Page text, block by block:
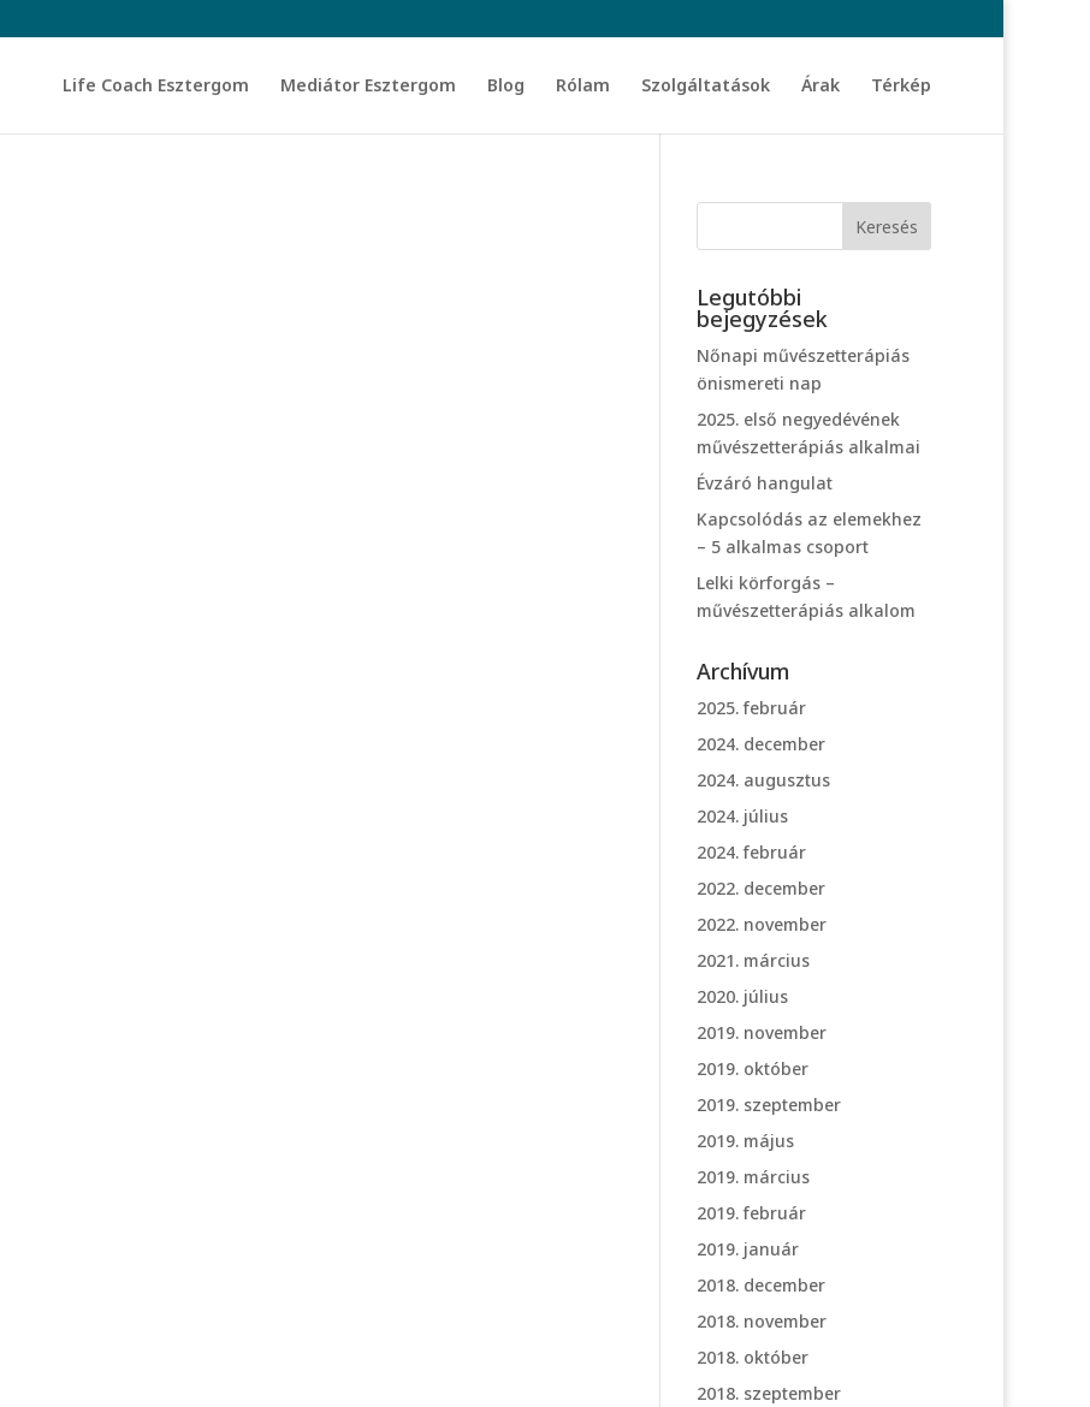
Life Coach Esztergom Mediátor Esztergom Blog Rólam Szolgáltatások Árak Térkép
Legutóbbi
bejegyzések
Nőnapi művészetterápiás
önismereti nap
2025. első negyedévének
művészetterápiás alkalmai
Évzáró hangulat
Kapcsolódás az elemekhez
– 5 alkalmas csoport
Lelki körforgás –
művészetterápiás alkalom
Archívum
2025. február
2024. december
2024. augusztus
2024. július
2024. február
2022. december
2022. november
2021. március
2020. július
2019. november
2019. október
2019. szeptember
2019. május
2019. március
2019. február
2019. január
2018. december
2018. november
2018. október
2018. szeptember